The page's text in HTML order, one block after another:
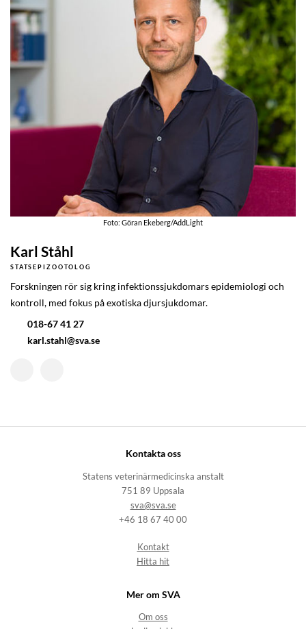
Foto: Göran Ekeberg/AddLight
Karl Ståhl
STATSEPIZOOTOLOG
Forskningen rör sig kring infektionssjukdomars epidemiologi och
kontroll, med fokus på exotiska djursjukdomar.
018-67 41 27
karl.stahl@sva.se
Kontakta oss
Statens veterinärmedicinska anstalt
751 89 Uppsala
sva@sva.se
+46 18 67 40 00
Kontakt
Hitta hit
Mer om SVA
Om oss